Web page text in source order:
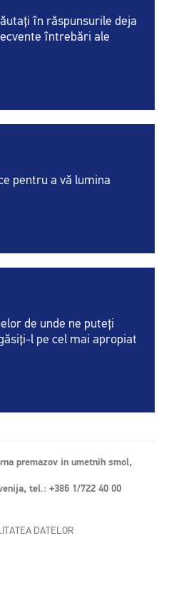
în răspunsurile deja
întrebări ale
pentru a vă lumina
de unde ne puteți
l pe cel mai apropiat
premazov in umetnih smol,
tel.: +386 1/722 40 00
DATELOR